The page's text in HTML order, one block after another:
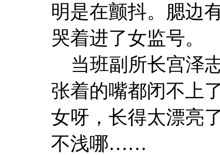
明是在颤抖。腮边
哭着进了女监号。
当班副所长宫泽
张着的嘴都闭不上
女呀，长得太漂亮
不浅哪……